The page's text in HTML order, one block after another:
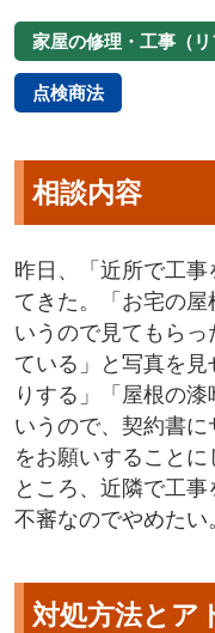
家屋の修理・工事（リ
点検商法
相談内容
昨日、「近所で工
てきた。「お宅の
いうので見てもら
ている」と写真を
りする」「屋根の
いうので、契約書
をお願いすること
ところ、近隣で工事
不審なのでやめたい
対処方法とア